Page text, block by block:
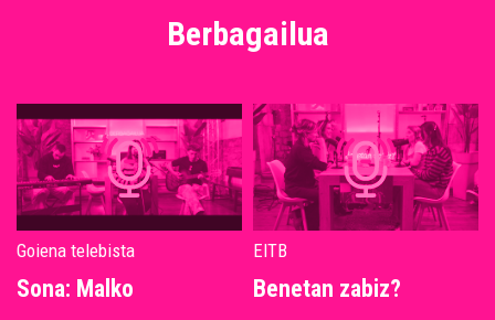
Berbagailua
Goiena telebista
Sona: Malko
EITB
Benetan zabiz?